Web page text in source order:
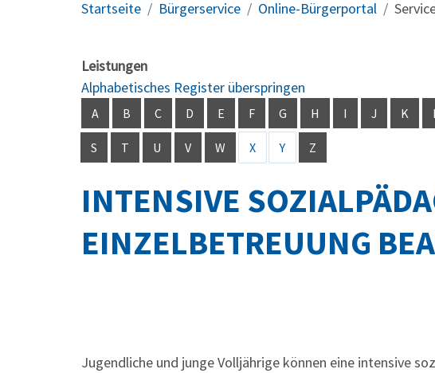
Startseite Bürgerservice Online-Bürgerportal
Leistungen
Alphabetisches Register überspringen
A B C D E F G H I J K
S T U V W X Y Z
INTENSIVE
EINZELBETREUUNG
Jugendliche und junge Volljährige können eine intensive